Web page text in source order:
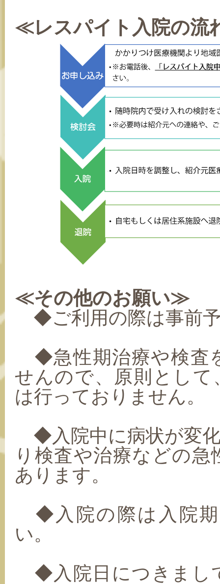
≪レスパイト入院の
≪その他のお願い≫
◆ご利用の際は事前
◆急性期治療や検査
せんので、原則として
は行っておりません。
◆入院中に病状が変
り検査や治療などの
あります。
◆入院の際は入院期
い。
◆入院日につきまし